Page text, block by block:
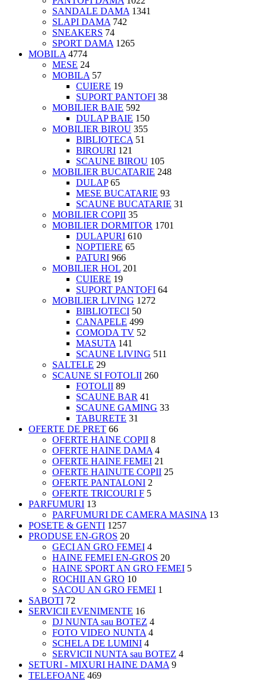
SANDALE DAMA 1341
SLAPI DAMA 742
SNEAKERS 74
SPORT DAMA 1265
MOBILA 4774
MESE 24
MOBILA 57
CUIERE 19
SUPORT PANTOFI 38
MOBILIER BAIE 592
DULAP BAIE 150
MOBILIER BIROU 355
BIBLIOTECA 51
BIROURI 121
SCAUNE BIROU 105
MOBILIER BUCATARIE 248
DULAP 65
MESE BUCATARIE 93
SCAUNE BUCATARIE 31
MOBILIER COPII 35
MOBILIER DORMITOR 1701
DULAPURI 610
NOPTIERE 65
PATURI 966
MOBILIER HOL 201
CUIERE 19
SUPORT PANTOFI 64
MOBILIER LIVING 1272
BIBLIOTECI 50
CANAPELE 499
COMODA TV 52
MASUTA 141
SCAUNE LIVING 511
SALTELE 29
SCAUNE SI FOTOLII 260
FOTOLII 89
SCAUNE BAR 41
SCAUNE GAMING 33
TABURETE 31
OFERTE DE PRET 66
OFERTE HAINE COPII 8
OFERTE HAINE DAMA 4
OFERTE HAINE FEMEI 21
OFERTE HAINUTE COPII 25
OFERTE PANTALONI 2
OFERTE TRICOURI F 5
PARFUMURI 13
PARFUMURI DE CAMERA MASINA 13
POSETE & GENTI 1257
PRODUSE EN-GROS 20
GECI AN GRO FEMEI 4
HAINE FEMEI EN-GROS 20
HAINE SPORT AN GRO FEMEI 5
ROCHII AN GRO 10
SACOU AN GRO FEMEI 1
SABOTI 72
SERVICII EVENIMENTE 16
DJ NUNTA sau BOTEZ 4
FOTO VIDEO NUNTA 4
SCHELA DE LUMINI 4
SERVICII NUNTA sau BOTEZ 4
SETURI - MIXURI HAINE DAMA 9
TELEFOANE 469